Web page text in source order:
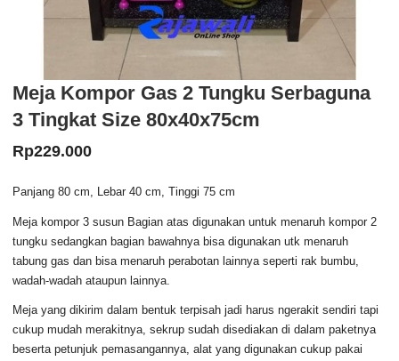
Meja Kompor Gas 2 Tungku Serbaguna
3 Tingkat Size 80x40x75cm
Rp229.000
Panjang 80 cm, Lebar 40 cm, Tinggi 75 cm
Meja kompor 3 susun Bagian atas digunakan untuk menaruh kompor 2
tungku sedangkan bagian bawahnya bisa digunakan utk menaruh
tabung gas dan bisa menaruh perabotan lainnya seperti rak bumbu,
wadah-wadah ataupun lainnya.
Meja yang dikirim dalam bentuk terpisah jadi harus ngerakit sendiri tapi
cukup mudah merakitnya, sekrup sudah disediakan di dalam paketnya
beserta petunjuk pemasangannya, alat yang digunakan cukup pakai